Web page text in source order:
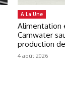
A La Une
Alimentation
Camwater
production
4 août 2026